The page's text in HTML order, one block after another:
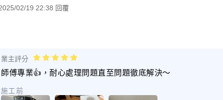
02/19 22:38 回覆
業主評分
師傅專業👍，耐心處理問題直至問題徹底解決～
施工前